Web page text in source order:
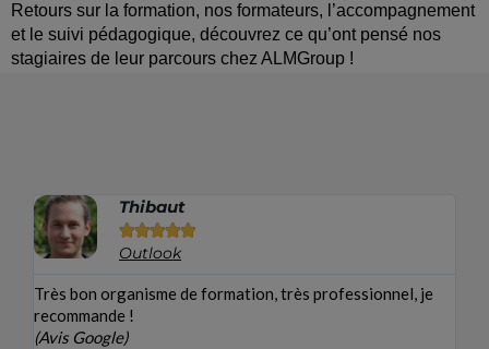
Retours sur la formation, nos formateurs, l’accompagnement
et le suivi pédagogique, découvrez ce qu’ont pensé nos
stagiaires de leur parcours chez ALMGroup !
Thibaut

Outlook
Très bon organisme de formation, très professionnel, je
recommande !
(Avis Google)